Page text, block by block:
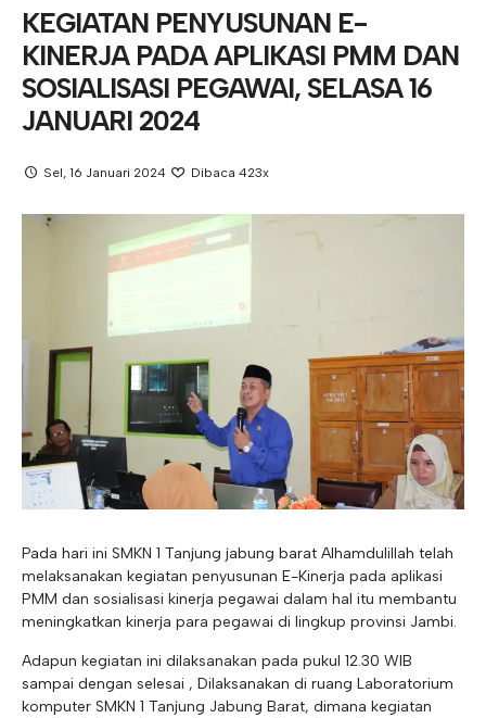
KEPALA SEKOLAH
Tupoksi Kepala Sekolah
WAKIL KEPALASEKOLAH
Tupoksi Wakil Bidang Kurikulum
Tupoksi Wakil Bidang Kesiswaan
MAJELIS GURU
Tupoksi Ketua Kons. Keahlian
Tupoksi Bendahara BOS
Tupoksi Bendahara Komite
Tupoksi Perpustakaan
Tupoksi Security
AKREDITASI
PROGRAM SEKOLAH
BISNIS DIGITAL
DESAIN KOMUNIKASI VISUAL
DESAIN PRODUKSI BUSANA
E-LEARNING
E-PKL
E-RAPOR
KEGIATAN PENYUSUNAN E-
KINERJA PADA APLIKASI PMM DAN
SOSIALISASI PEGAWAI, SELASA 16
JANUARI 2024
Sel, 16 Januari 2024 Dibaca 423x
Pada hari ini SMKN 1 Tanjung jabung barat Alhamdulillah telah
melaksanakan kegiatan penyusunan E-Kinerja pada aplikasi
PMM dan sosialisasi kinerja pegawai dalam hal itu membantu
meningkatkan kinerja para pegawai di lingkup provinsi Jambi.
Adapun kegiatan ini dilaksanakan pada pukul 12.30 WIB
sampai dengan selesai , Dilaksanakan di ruang Laboratorium
komputer SMKN 1 Tanjung Jabung Barat, dimana kegiatan